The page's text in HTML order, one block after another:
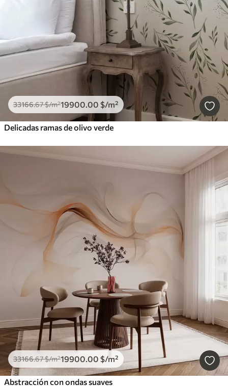
33166.67$/m²19900.00 $/m²
Delicadas ramas de olivo verde
33166.67$/m²19900.00 $/m²
Abstracción con ondas suaves